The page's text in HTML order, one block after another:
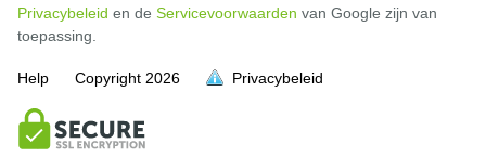
Privacybeleid en de Servicevoorwaarden van Google zijn van
toepassing.
Help Copyright 2026 Privacybeleid